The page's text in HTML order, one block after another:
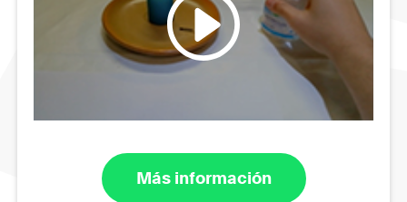
Más información